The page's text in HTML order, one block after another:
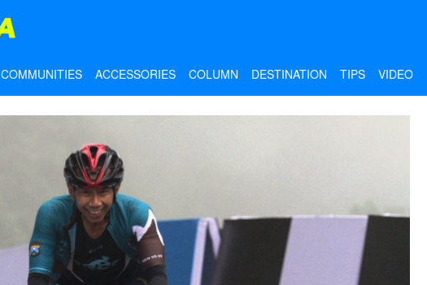
COMMUNITIES ACCESSORIES COLUMN DESTINATION TIPS VIDEO